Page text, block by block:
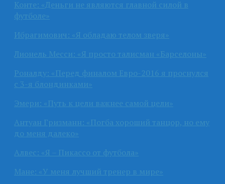
Конте: «Деньги не являются главной силой в
футболе»
Ибрагимович: «Я обладаю телом зверя»
Лионель Месси: «Я просто талисман «Барселоны»
Роналду: «Перед финалом Евро-2016 я проснулся
с 3-я блондинками»
Эмери: «Путь к цели важнее самой цели»
Антуан Гризманн: «Погба хороший танцор, но ему
до меня далеко»
Алвес: «Я – Пикассо от футбола»
Мане: «У меня лучший тренер в мире»